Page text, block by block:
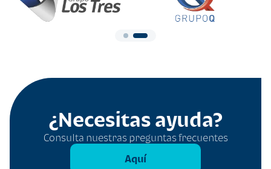
¿Necesitas ayuda?
Consulta nuestras preguntas frecuentes
Aquí